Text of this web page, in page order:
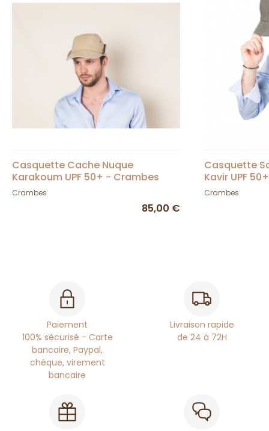
Casquette Cache Nuque
Karakoum UPF 50+ - Crambes
Crambes
85,00 €
Casquette
Kavir UPF
Crambes
Paiement
100% sécurisé - Carte
bancaire, Paypal,
chèque, virement
bancaire
Livraison rapide
de 24 à 72H